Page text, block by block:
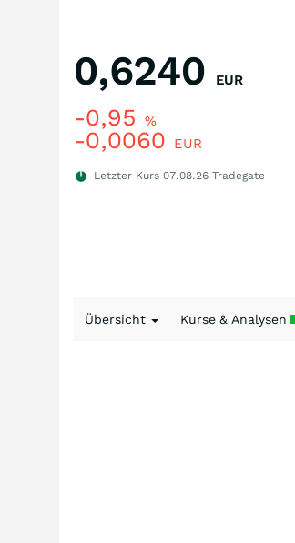
0,6240 EUR
-0,95 %
-0,0060 EUR
Letzter Kurs 07.08.26 Tradegate
Übersicht Kurse & Analysen